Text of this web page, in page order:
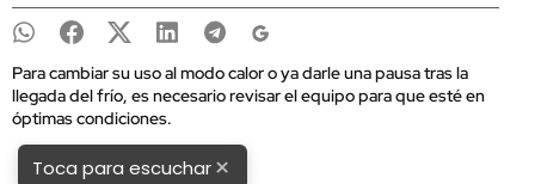
Para cambiar su uso al modo calor o ya darle una pausa tras la
llegada del frío, es necesario revisar el equipo para que esté en
óptimas condiciones.
Toca para escuchar×